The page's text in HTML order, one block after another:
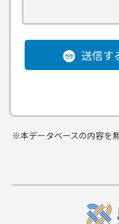
送信す
※本データベースの内容を